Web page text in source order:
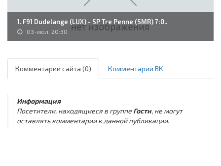
1. F91 Dudelange (LUX) - SP Tre Penne (SMR) 7:0..
03-июл, 20:30
Комментарии сайта (0) Комментарии ВК
Информация
Посетители, находящиеся в группе Гости, не могут
оставлять комментарии к данной публикации.